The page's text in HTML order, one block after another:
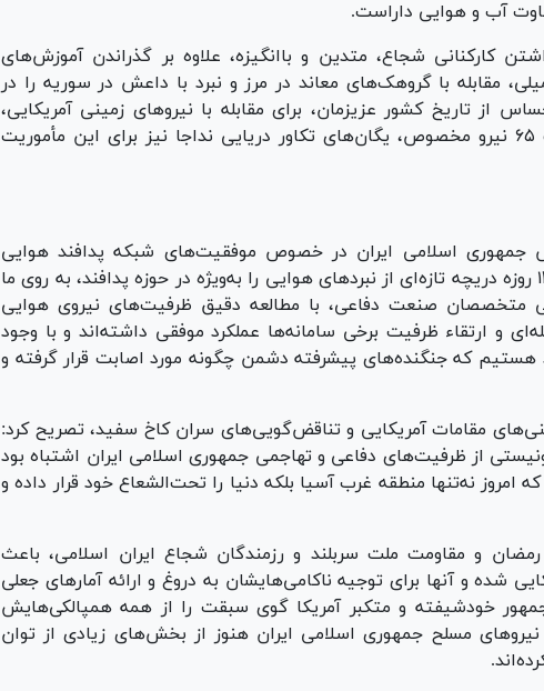
آب و هوایی داراست.
کارکنانی شجاع، متدین و باانگیزه، علاوه بر گذراندن آموزش‌های
مقابله با گروهک‌های معاند در مرز و نبرد با داعش در سوریه را در
از تاریخ کشور عزیزمان، برای مقابله با نیرو‌های زمینی آمریکایی،
صدچندان آماده است. در کنار تیپ ۶۵ نیرو مخصوص، یگان‌های تکاور دریایی نداجا نیز برای این مأموریت
جمهوری اسلامی ایران در خصوص موفقیت‌های شبکه پدافند هوایی
یکپارچه کشور گفت: جنگ تحمیلی ۱۲ روزه دریچه تازه‌ای از نبرد‌های هوایی را به‌ویژه در حوزه پدافند، به روی ما
متخصصان صنعت دفاعی، با مطالعه دقیق ظرفیت‌های نیروی هوایی
و ارتقاء ظرفیت برخی سامانه‌ها عملکرد موفقی داشته‌اند و با وجود
که جنگنده‌های پیشرفته دشمن چگونه مورد اصابت قرار گرفته و
مقامات آمریکایی و تناقض‌گویی‌های سران کاخ سفید، تصریح کرد:
از ظرفیت‌های دفاعی و تهاجمی جمهوری اسلامی ایران اشتباه بود
امروز نه‌تنها منطقه غرب آسیا بلکه دنیا را تحت‌الشعاع خود قرار داده و
و مقاومت ملت سربلند و رزمندگان شجاع ایران اسلامی، باعث
شده و آنها برای توجیه ناکامی‌هایشان به دروغ و ارائه آمار‌های جعلی
خودشیفته و متکبر آمریکا گوی سبقت را از همه همپالکی‌هایش
مسلح جمهوری اسلامی ایران هنوز از بخش‌های زیادی از توان